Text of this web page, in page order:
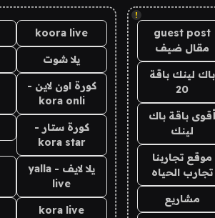
!
guest post
مقال ضيف
باك لينك باقة
20
أقوى باقة باك
لينك
موقع تجاربنا
تجارب الحياه
مشاريع
koora live
يلا شوت
كورة اون لاين -
kora onli
كورة ستار -
kora star
يلا لايف - yalla
live
kora live